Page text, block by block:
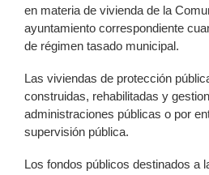
en materia de vivienda de la
ayuntamiento correspondiente
de régimen tasado municipal.
Las viviendas de protección
construidas, rehabilitadas y
administraciones públicas o por
supervisión pública.
Los fondos públicos destinados a